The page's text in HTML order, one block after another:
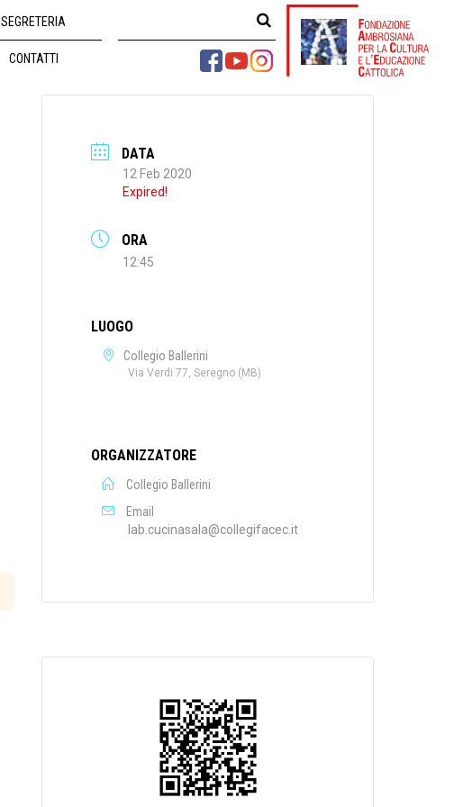
SEGRETERIA
CONTATTI
DATA
12 Feb 2020
Expired!
ORA
12:45
LUOGO
Collegio Ballerini
Via Verdi 77, Seregno (MB)
ORGANIZZATORE
Collegio Ballerini
Email
lab.cucinasala@collegifacec.it